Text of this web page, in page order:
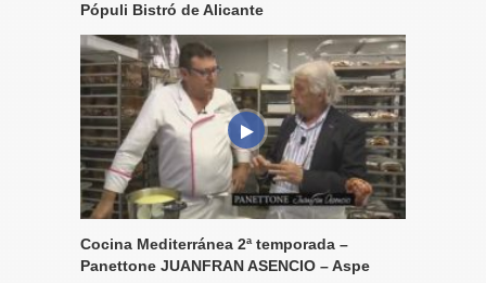
Pópuli Bistró de Alicante
Cocina Mediterránea 2ª temporada –
Panettone JUANFRAN ASENCIO – Aspe